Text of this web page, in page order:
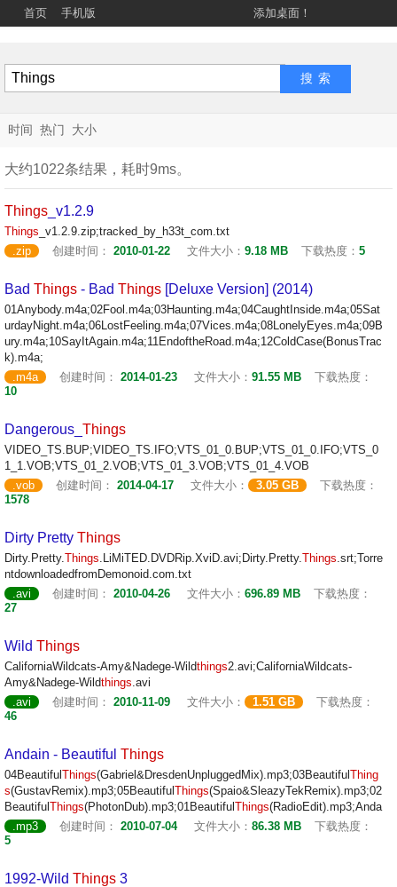
首页 手机版 添加桌面！
时间 热门 大小
大约1022条结果，耗时9ms。
Things _v1.2.9
Things _v1.2.9.zip;tracked_by_h33t_com.txt
.zip
创建时间： 2010-01-22 文件大小： 9.18 MB 下载热度： 5
Bad Things - Bad Things [Deluxe Version] (2014)
01Anybody.m4a;02Fool.m4a;03Haunting.m4a;04CaughtInside.m4a;05Sat
urdayNight.m4a;06LostFeeling.m4a;07Vices.m4a;08LonelyEyes.m4a;09B
ury.m4a;10SayItAgain.m4a;11EndoftheRoad.m4a;12ColdCase(BonusTrac
k).m4a;
.m4a
创建时间： 2014-01-23 文件大小： 91.55 MB
下载热度：
10
Dangerous_ Things
VIDEO_TS.BUP;VIDEO_TS.IFO;VTS_01_0.BUP;VTS_01_0.IFO;VTS_0
1_1.VOB;VTS_01_2.VOB;VTS_01_3.VOB;VTS_01_4.VOB
.vob
创建时间： 2014-04-17 文件大小： 3.05 GB
下载热度：
1578
Dirty Pretty Things
Dirty.Pretty.Things.LiMiTED.DVDRip.XviD.avi;Dirty.Pretty.Things.srt;Torre
ntdownloadedfromDemonoid.com.txt
.avi
创建时间： 2010-04-26 文件大小： 696.89 MB
下载热度：
27
Wild Things
CaliforniaWildcats-Amy&Nadege-Wildthings2.avi;CaliforniaWildcats-
Amy&Nadege-Wildthings.avi
.avi
创建时间： 2010-11-09 文件大小： 1.51 GB
下载热度：
46
Andain - Beautiful Things
04Beautiful Things(Gabriel&DresdenUnpluggedMix).mp3;03Beautiful Thing
s(GustavRemix).mp3;05Beautiful Things(Spaio&SleazyTekRemix).mp3;02
Beautiful Things(PhotonDub).mp3;01Beautiful Things(RadioEdit).mp3;Anda
.mp3
创建时间： 2010-07-04 文件大小： 86.38 MB
下载热度：
5
1992-Wild Things 3